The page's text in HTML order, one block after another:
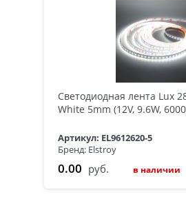
Светодиодная лента Lux
White 5mm (12V, 9.6W,
Артикул: EL9612620-5
Бренд: Elstroy
0.00 руб. в наличии